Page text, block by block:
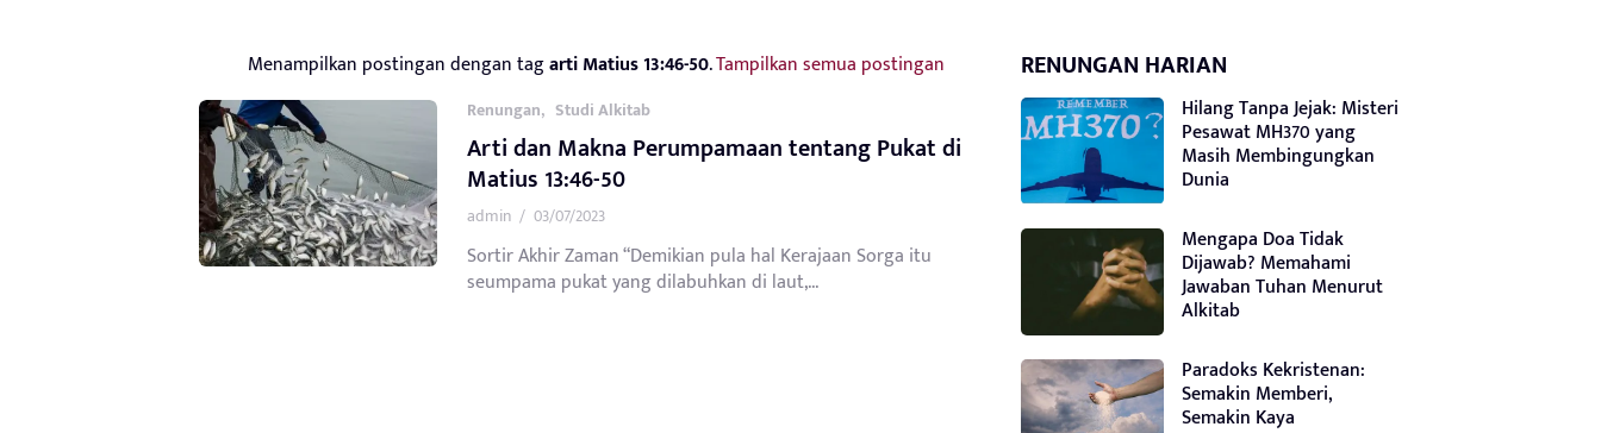
Menampilkan postingan dengan tagarti Matius 13:46-50.Tampilkan semua postingan
Renungan, Studi Alkitab
Arti dan Makna Perumpamaan tentang Pukat di
Matius 13:46-50
admin / 03/07/2023
Sortir Akhir Zaman “Demikian pula hal Kerajaan Sorga itu
seumpama pukat yang dilabuhkan di laut,...
RENUNGAN HARIAN
Hilang Tanpa Jejak: Misteri
Pesawat MH370 yang
Masih Membingungkan
Dunia
Mengapa Doa Tidak
Dijawab? Memahami
Jawaban Tuhan Menurut
Alkitab
Paradoks Kekristenan:
Semakin Memberi,
Semakin Kaya